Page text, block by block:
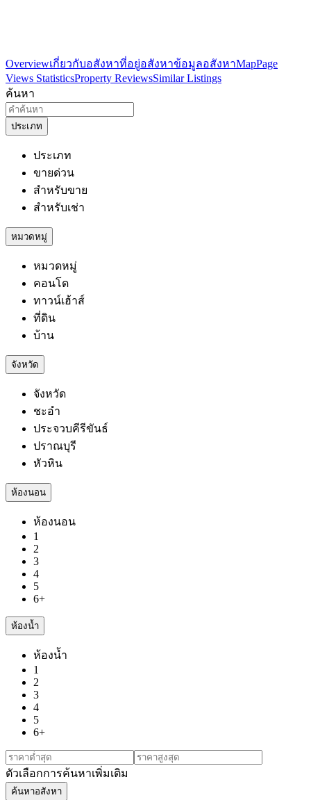
Overviewเกี่ยวกับอสังหาที่อยู่อสังหาข้อมูลอสังหาMapPage
Views StatisticsProperty ReviewsSimilar Listings
ค้นหา
ประเภท
ประเภท
ขายด่วน
สำหรับขาย
สำหรับเช่า
หมวดหมู่
หมวดหมู่
คอนโด
ทาวน์เฮ้าส์
ที่ดิน
บ้าน
จังหวัด
จังหวัด
ชะอำ
ประจวบคีรีขันธ์
ปราณบุรี
หัวหิน
ห้องนอน
ห้องนอน
1
2
3
4
5
6+
ห้องน้ำ
ห้องน้ำ
1
2
3
4
5
6+
ตัวเลือกการค้นหาเพิ่มเติม
ค้นหาอสังหา